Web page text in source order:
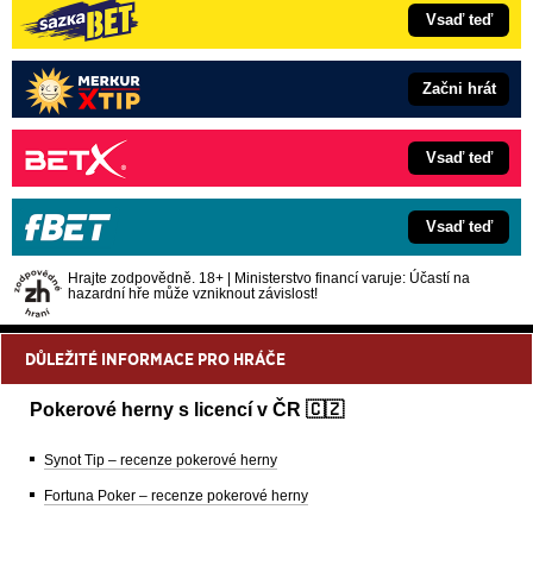
Vsaď teď
Začni hrát
Vsaď teď
Vsaď teď
Hrajte zodpovědně. 18+ | Ministerstvo financí varuje: Účastí na
hazardní hře může vzniknout závislost!
DŮLEŽITÉ INFORMACE PRO HRÁČE
Pokerové herny s licencí v ČR 🇨🇿
Synot Tip – recenze pokerové herny
Fortuna Poker – recenze pokerové herny